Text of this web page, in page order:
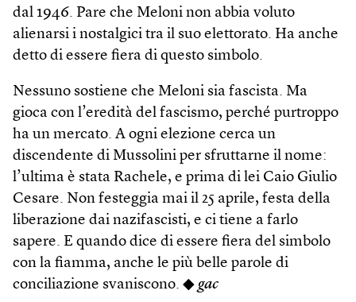
dal 1946. Pare che Meloni non abbia voluto
alienarsi i nostalgici tra il suo elettorato. Ha anche
detto di essere fiera di questo simbolo.
Nessuno sostiene che Meloni sia fascista. Ma
gioca con l’eredità del fascismo, perché purtroppo
ha un mercato. A ogni elezione cerca un
discendente di Mussolini per sfruttarne il nome:
l’ultima è stata Rachele, e prima di lei Caio Giulio
Cesare. Non festeggia mai il 25 aprile, festa della
liberazione dai nazifascisti, e ci tiene a farlo
sapere. E quando dice di essere fiera del simbolo
con la fiamma, anche le più belle parole di
conciliazione svaniscono. ◆ gac